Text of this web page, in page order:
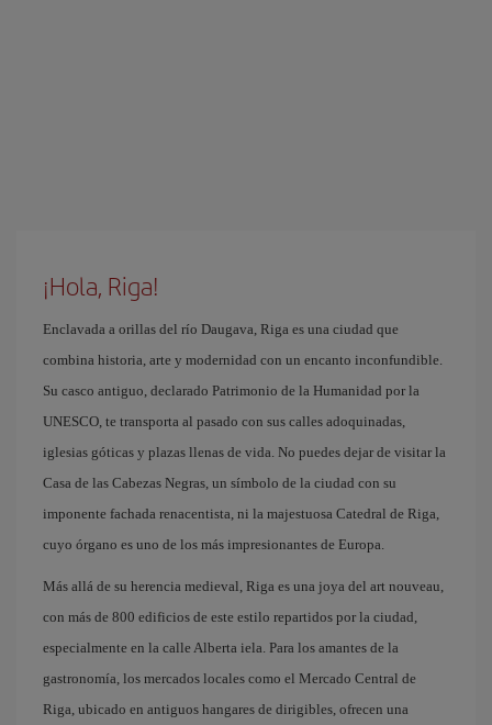
¡Hola, Riga!
Enclavada a orillas del río Daugava, Riga es una ciudad que
combina historia, arte y modernidad con un encanto inconfundible.
Su casco antiguo, declarado Patrimonio de la Humanidad por la
UNESCO, te transporta al pasado con sus calles adoquinadas,
iglesias góticas y plazas llenas de vida. No puedes dejar de visitar la
Casa de las Cabezas Negras, un símbolo de la ciudad con su
imponente fachada renacentista, ni la majestuosa Catedral de Riga,
cuyo órgano es uno de los más impresionantes de Europa.
Más allá de su herencia medieval, Riga es una joya del art nouveau,
con más de 800 edificios de este estilo repartidos por la ciudad,
especialmente en la calle Alberta iela. Para los amantes de la
gastronomía, los mercados locales como el Mercado Central de
Riga, ubicado en antiguos hangares de dirigibles, ofrecen una